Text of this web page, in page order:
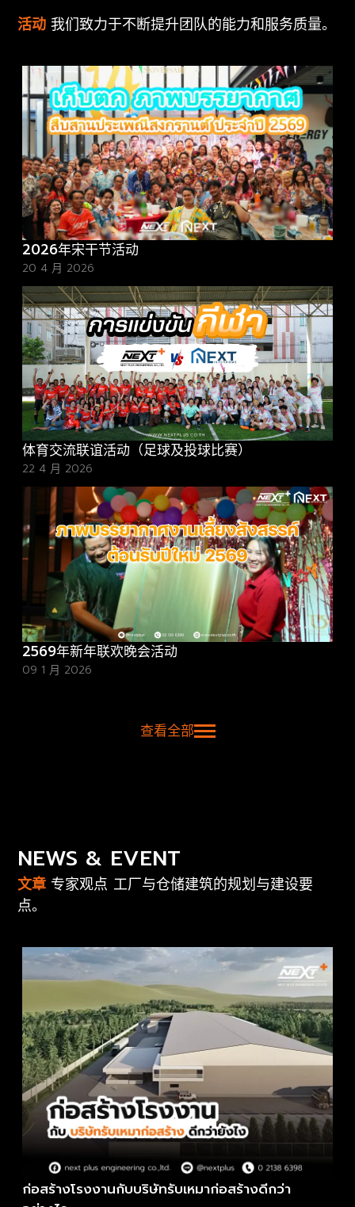
活动 我们致力于不断提升团队的能力和服务质量。
2026年宋干节活动
20 4 月 2026
体育交流联谊活动（足球及投球比赛）
22 4 月 2026
2569年新年联欢晚会活动
09 1 月 2026
查看全部
NEWS & EVENT
文章 专家观点 工厂与仓储建筑的规划与建设要
点。
ก่อสร้างโรงงานกับบริษัทรับเหมาก่อสร้างดีกว่า